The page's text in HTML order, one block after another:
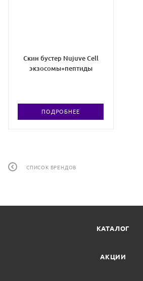
Скин бустер Nujuve Cell
экзосомы+пептиды
ПОДРОБНЕЕ
СПИСОК БРЕНДОВ
КАТАЛОГ
АКЦИИ